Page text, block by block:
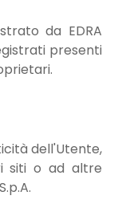
da EDRA
presenti
dell'Utente,
siti o ad altre